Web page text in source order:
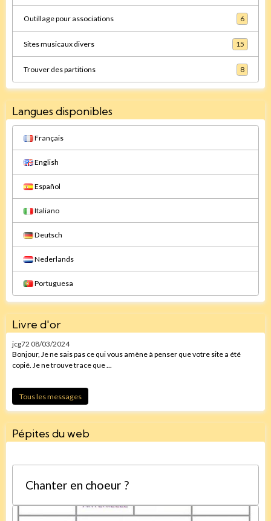
Outillage pour associations 6
Sites musicaux divers 15
Trouver des partitions 8
Langues disponibles
Français
English
Español
Italiano
Deutsch
Nederlands
Portuguesa
Livre d'or
jcg72 08/03/2024
Bonjour, Je ne sais pas ce qui vous amène à penser que votre site a été
copié. Je ne trouve trace que ...
Tous les messages
Pépites du web
Chanter en choeur ?